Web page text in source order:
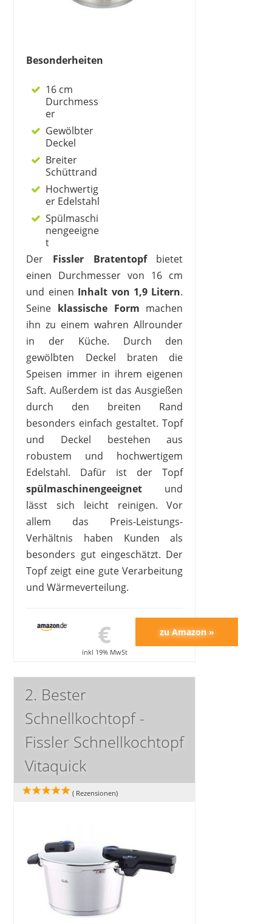
Besonderheiten
16 cm
Durchmess
er
Gewölbter
Deckel
Breiter
Schüttrand
Hochwertig
er Edelstahl
Spülmaschi
nengeeigne
t
Der Fissler Bratentopfbietet
einen Durchmesser von 16 cm
und einen Inhalt von 1,9 Litern.
Seine klassische Form machen
ihn zu einem wahren Allrounder
in der Küche. Durch den
gewölbten Deckel braten die
Speisen immer in ihrem eigenen
Saft. Außerdem ist das Ausgießen
durch den breiten Rand
besonders einfach gestaltet. Topf
und Deckel bestehen aus
robustem und hochwertigem
Edelstahl. Dafür ist der Topf
spülmaschinengeeignet und
lässt sich leicht reinigen. Vor
allem das Preis-Leistungs-
Verhältnis haben Kunden als
besonders gut eingeschätzt. Der
Topf zeigt eine gute Verarbeitung
und Wärmeverteilung.
€
inkl 19% MwSt
2. Bester
Schnellkochtopf -
Fissler Schnellkochtopf
Vitaquick
( Rezensionen)